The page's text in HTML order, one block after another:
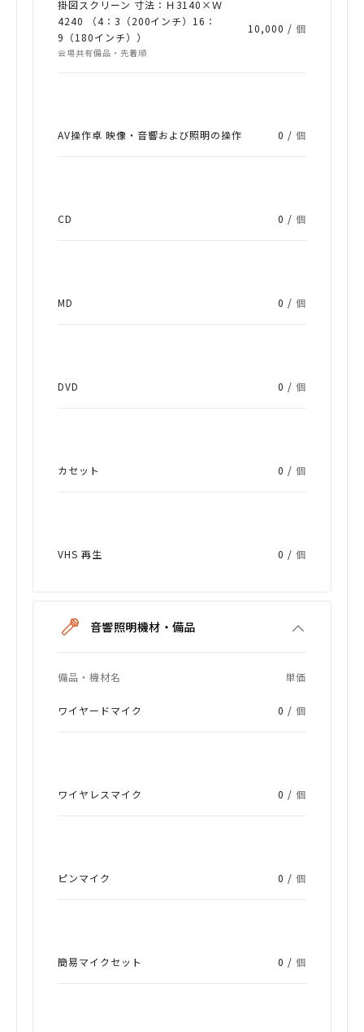
掛図スクリーン 寸法：Ｈ3140×Ｗ
4240 （4：3（200インチ）16：
9（180インチ））
会場共有備品・先着順
10,000 /個
AV操作卓 映像・音響および照明の操作 0 /個
CD 0 /個
MD 0 /個
DVD 0 /個
カセット 0 /個
VHS 再生 0 /個
音響照明機材・備品
備品・機材名 単価
ワイヤードマイク 0 /個
ワイヤレスマイク 0 /個
ピンマイク 0 /個
簡易マイクセット 0 /個